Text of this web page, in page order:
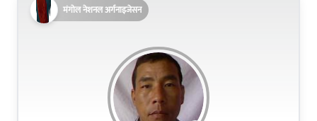
मंगोल नेशनल अर्गनाइजेसन